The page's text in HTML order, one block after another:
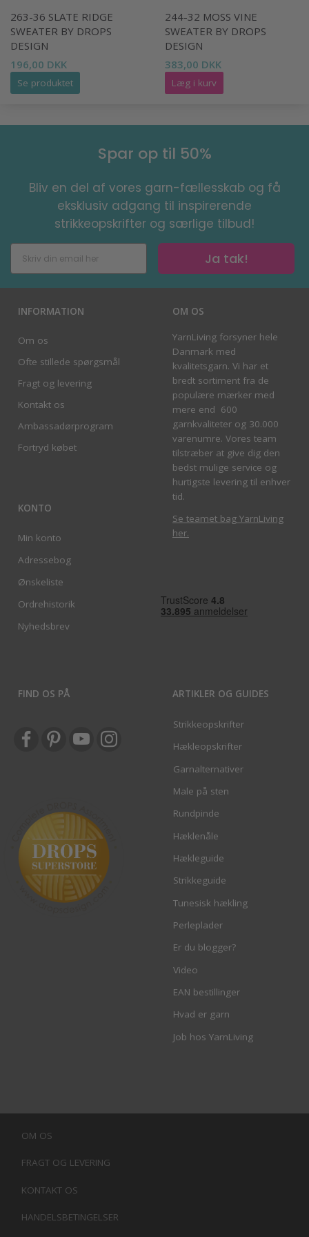
263-36 SLATE RIDGE
SWEATER BY DROPS
DESIGN
196,00 DKK
Se produktet
244-32 MOSS VINE
SWEATER BY DROPS
DESIGN
383,00 DKK
Læg i kurv
Spar op til 50%
Bliv en del af vores garn-fællesskab og få
eksklusiv adgang til inspirerende
strikkeopskrifter og særlige tilbud!
Ja tak!
INFORMATION
Om os
Ofte stillede spørgsmål
Fragt og levering
Kontakt os
Ambassadørprogram
Fortryd købet
KONTO
Min konto
Adressebog
Ønskeliste
Ordrehistorik
Nyhedsbrev
OM OS
YarnLiving forsyner hele
Danmark med
kvalitetsgarn. Vi har et
bredt sortiment fra de
populære mærker med
mere end 600
garnkvaliteter og 30.000
varenumre. Vores team
tilstræber at give dig den
bedst mulige service og
hurtigste levering til enhver
tid.
Se teamet bag YarnLiving
her.
FIND OS PÅ ARTIKLER OG GUIDES
Strikkeopskrifter
Hækleopskrifter
Garnalternativer
Male på sten
Rundpinde
Hæklenåle
Hækleguide
Strikkeguide
Tunesisk hækling
Perleplader
Er du blogger?
Video
EAN bestillinger
Hvad er garn
Job hos YarnLiving
OM OS
FRAGT OG LEVERING
KONTAKT OS
HANDELSBETINGELSER